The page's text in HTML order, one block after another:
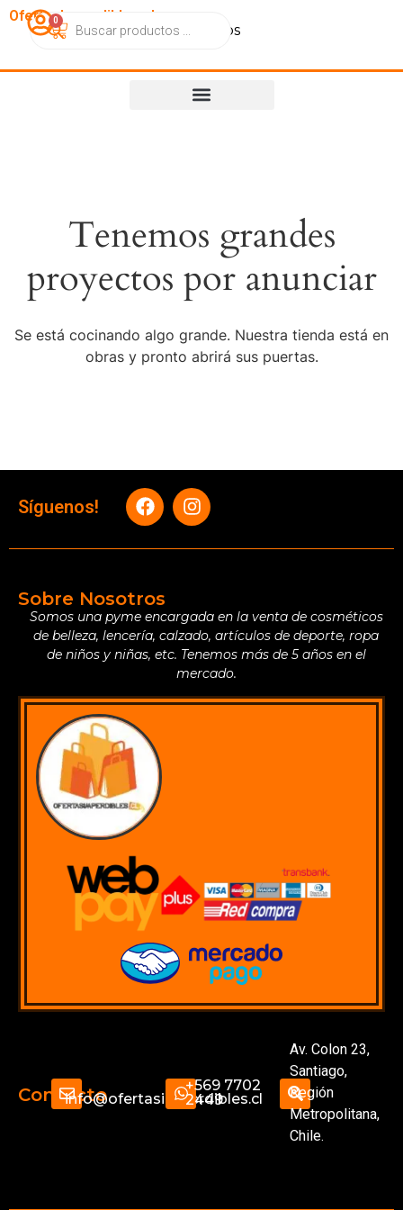
OfertasImperdibles.cl
CatálogoContactoNosotros
0
Tenemos grandes
proyectos por anunciar
Se está cocinando algo grande. Nuestra tienda está en
obras y pronto abrirá sus puertas.
Síguenos!
Sobre Nosotros
Somos una pyme encargada en la venta de cosméticos
de belleza, lencería, calzado, artículos de deporte, ropa
de niños y niñas, etc. Tenemos más de 5 años en el
mercado.
Contactoinfo@ofertasimperdibles.cl
+569 7702
2449
Av. Colon 23,
Santiago,
Región
Metropolitana,
Chile.